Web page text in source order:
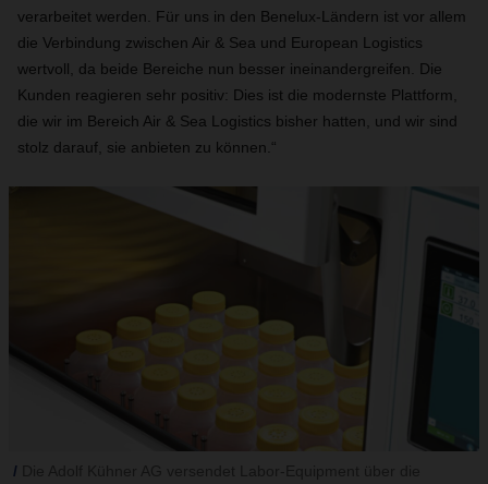
verarbeitet werden. Für uns in den Benelux-Ländern ist vor allem
die Verbindung zwischen Air & Sea und European Logistics
wertvoll, da beide Bereiche nun besser ineinandergreifen. Die
Kunden reagieren sehr positiv: Dies ist die modernste Plattform,
die wir im Bereich Air & Sea Logistics bisher hatten, und wir sind
stolz darauf, sie anbieten zu können.“